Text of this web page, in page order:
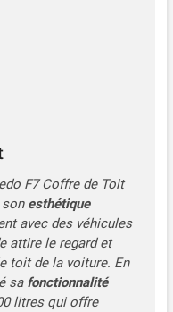
F7 Coffre de Toit
son esthétique
avec des véhicules
attire le regard et
toit de la voiture. En
sa fonctionnalité
litres qui offre